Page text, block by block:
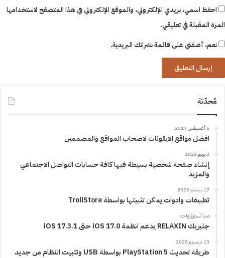
احفظ اسمي، بريدي الإلكتروني، والموقع الإلكتروني في هذا المتصفح لاستخدامها
المرة المقبلة في تعليقي.
نعم، أضفني على قائمة نشراتك البريدية.
مُحدّثة
6 أغسطس 2017
افضل مواقع الايقونات لاصحاب المواقع والمصممين
2 يونيو 2022
إنشاء صفحة شخصية بسيطة فيها كافة حسابات التواصل الاجتماعي
والمزيد
17 سبتمبر 2022
تطبيقات وادوات يمكن تثبيتها بواسطة TrollStore
منذ أسبوع واحد
جلبريك RELAXIN يدعم انظمة iOS 17.0 حتى iOS 17.3.1
13 ديسمبر 2020
طريقة تحديث PlayStation 5 بواسطة USB وتثبيت النظام من جديد